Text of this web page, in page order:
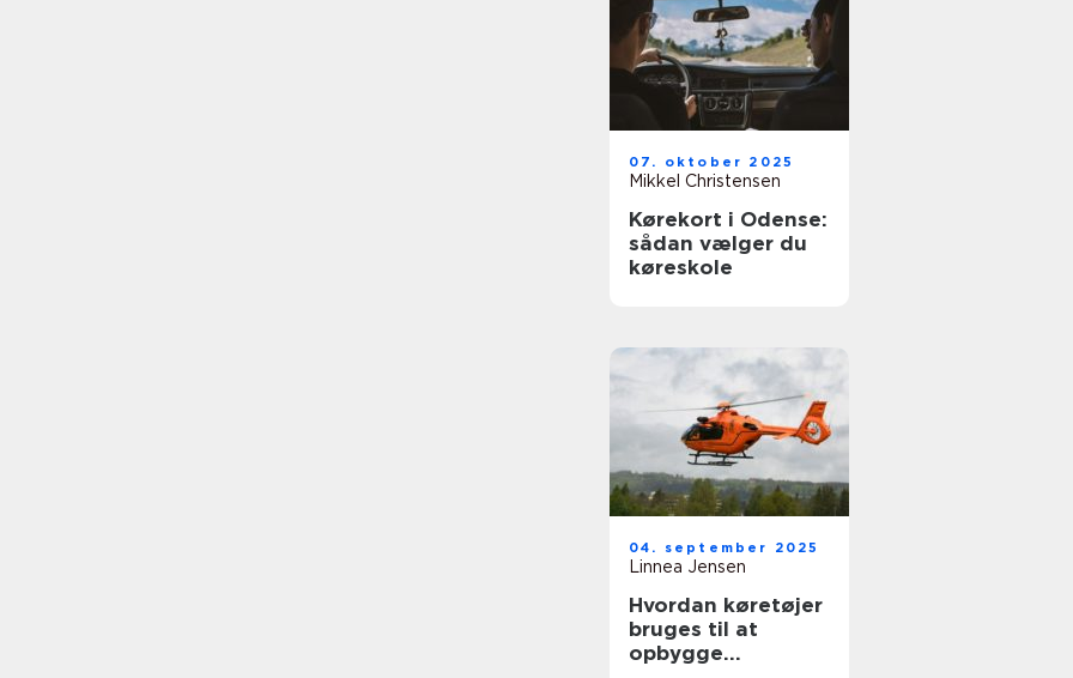
07. oktober 2025
Mikkel Christensen
Kørekort i Odense:
sådan vælger du
køreskole
04. september 2025
Linnea Jensen
Hvordan køretøjer
bruges til at
opbygge